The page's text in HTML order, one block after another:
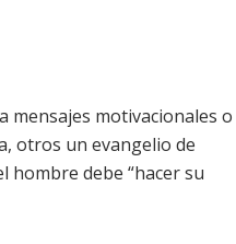
mensajes motivacionales o
otros un evangelio de
hombre debe “hacer su